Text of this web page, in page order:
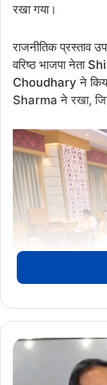
रखा गया।
राजनीतिक प्रस्ताव
वरिष्ठ भाजपा
Choudhary ने
Sharma ने रखा,
प्रदेश कार्यसमिति ने
मुख्यमंत्री